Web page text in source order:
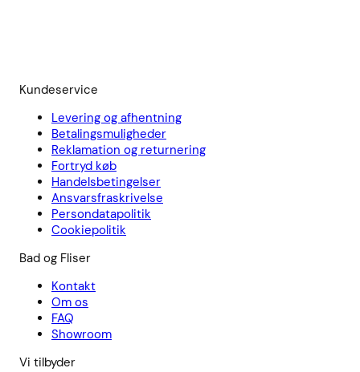
Kundeservice
Levering og afhentning
Betalingsmuligheder
Reklamation og returnering
Fortryd køb
Handelsbetingelser
Ansvarsfraskrivelse
Persondatapolitik
Cookiepolitik
Bad og Fliser
Kontakt
Om os
FAQ
Showroom
Vi tilbyder